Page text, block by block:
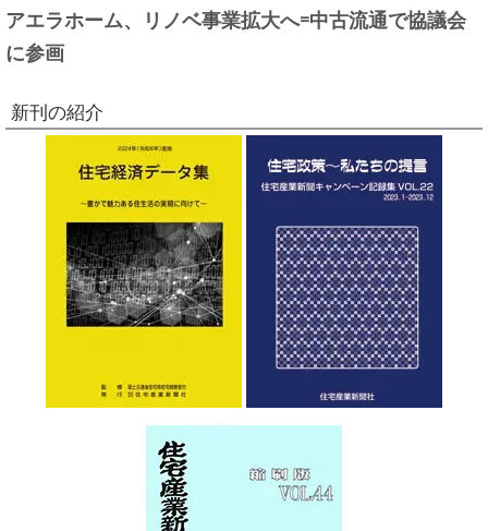
アエラホーム、リノベ事業拡大へ=中古流通で協議会
に参画
新刊の紹介